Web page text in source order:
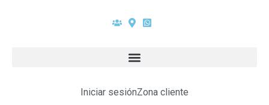
Iniciar sesiónZona cliente